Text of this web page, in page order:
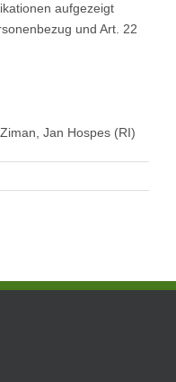
aufgezeigt
und Art. 22
Jan Hospes (RI)